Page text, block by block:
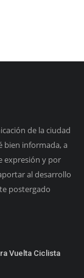
de la ciudad
bien informada, a
expresión y por
al desarrollo
postergado
Vuelta Ciclista